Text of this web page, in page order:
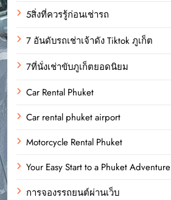
5สิ่งที่ควรรู้ก่อนเช่ารถ
7 อันดับรถเช่าเจ้าดัง Tiktok ภูเก็ต
7ที่นั่งเช่าขับภูเก็ตยอดนิยม
Car Rental Phuket
Car rental phuket airport
Motorcycle Rental Phuket
Your Easy Start to a Phuket Adventure
การจองรรถยนต์ผ่านเว็บ